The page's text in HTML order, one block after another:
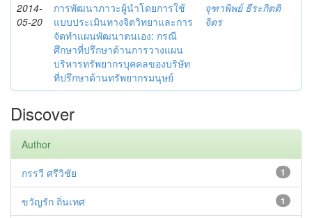
2014-
05-20
การพัฒนาภาวะผู้นำโดยการใช้
แบบประเมินทางจิตวิทยาและการ
จัดทำแผนพัฒนาตนเอง: กรณี
ศึกษาที่ปรึกษาด้านการวางแผน
บริหารทรัพยากรบุคคลของบริษัท
ที่ปรึกษาด้านทรัพยากรมนุษย์
จุฑาพิพย์ ธีระกิตติ
จิตร
Discover
Author
1
กรรวี ศรีวิชัย
1
ขวัญรัก ถิ่นเทศ